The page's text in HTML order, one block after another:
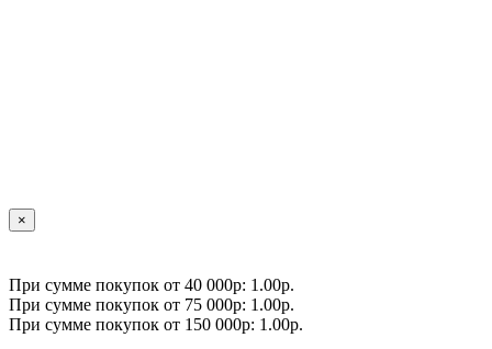
×
При сумме покупок от 40 000р: 1.00р.
При сумме покупок от 75 000р: 1.00р.
При сумме покупок от 150 000р: 1.00р.